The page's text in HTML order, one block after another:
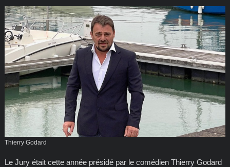
Thierry Godard
Le Jury était cette année présidé par le comédien Thierry Godard